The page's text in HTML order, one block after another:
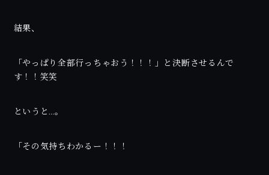
結果、
「やっぱり全部行っちゃおう！！！」と決断させるんで
す！！笑笑
というと…。
「その気持ちわかるー！！！